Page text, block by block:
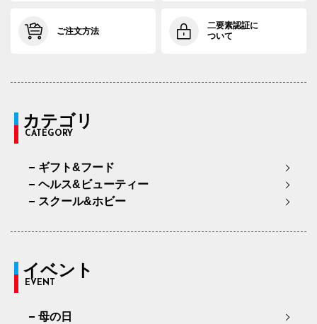
ご注文方法
二要素認証に
ついて
カテゴリ
CATEGORY
ギフト&フード
ヘルス&ビューティー
スクール&ホビー
イベント
EVENT
母の日